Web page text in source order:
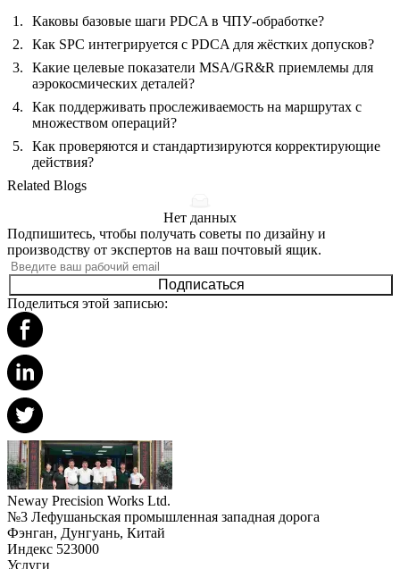
Каковы базовые шаги PDCA в ЧПУ-обработке?
Как SPC интегрируется с PDCA для жёстких допусков?
Какие целевые показатели MSA/GR&R приемлемы для
аэрокосмических деталей?
Как поддерживать прослеживаемость на маршрутах с
множеством операций?
Как проверяются и стандартизируются корректирующие
действия?
Related Blogs
Нет данных
Подпишитесь, чтобы получать советы по дизайну и
производству от экспертов на ваш почтовый ящик.
Подписаться
Поделиться этой записью:
Neway Precision Works Ltd.
№3 Лефушаньская промышленная западная дорога
Фэнган, Дунгуань, Китай
Индекс 523000
Услуги